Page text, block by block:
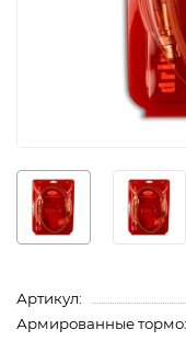
Артикул:
Армированные